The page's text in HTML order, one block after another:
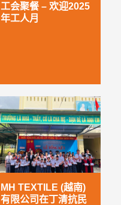
工会聚餐 – 欢迎2025
年工人月
MH TEXTILE (越南)
有限公司在丁清抗民